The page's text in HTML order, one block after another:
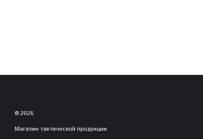
© 2026
Магазин тактической продукции